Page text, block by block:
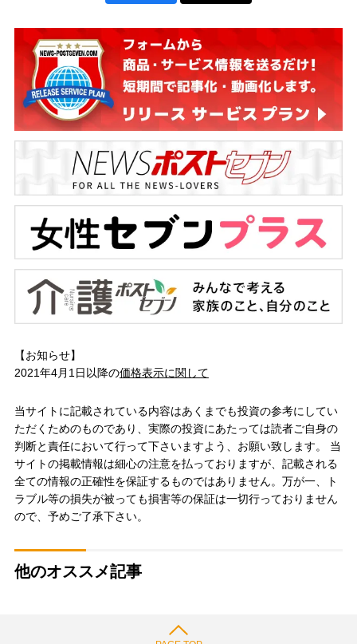
【お知らせ】
2021年4月1日以降の価格表示に関して
当サイトに記載されている内容はあくまでも投資の参考にしてい
ただくためのものであり、実際の投資にあたっては読者ご自身の
判断と責任において行って下さいますよう、お願い致します。 当
サイトの掲載情報は細心の注意を払っておりますが、記載される
全ての情報の正確性を保証するものではありません。万が一、ト
ラブル等の損失が被っても損害等の保証は一切行っておりません
ので、予めご了承下さい。
他のオススメ記事